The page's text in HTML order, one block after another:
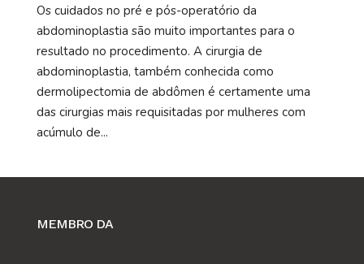
Os cuidados no pré e pós-operatório da
abdominoplastia são muito importantes para o
resultado no procedimento. A cirurgia de
abdominoplastia, também conhecida como
dermolipectomia de abdômen é certamente uma
das cirurgias mais requisitadas por mulheres com
acúmulo de...
MEMBRO DA